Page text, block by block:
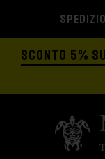
SCONTO 5%